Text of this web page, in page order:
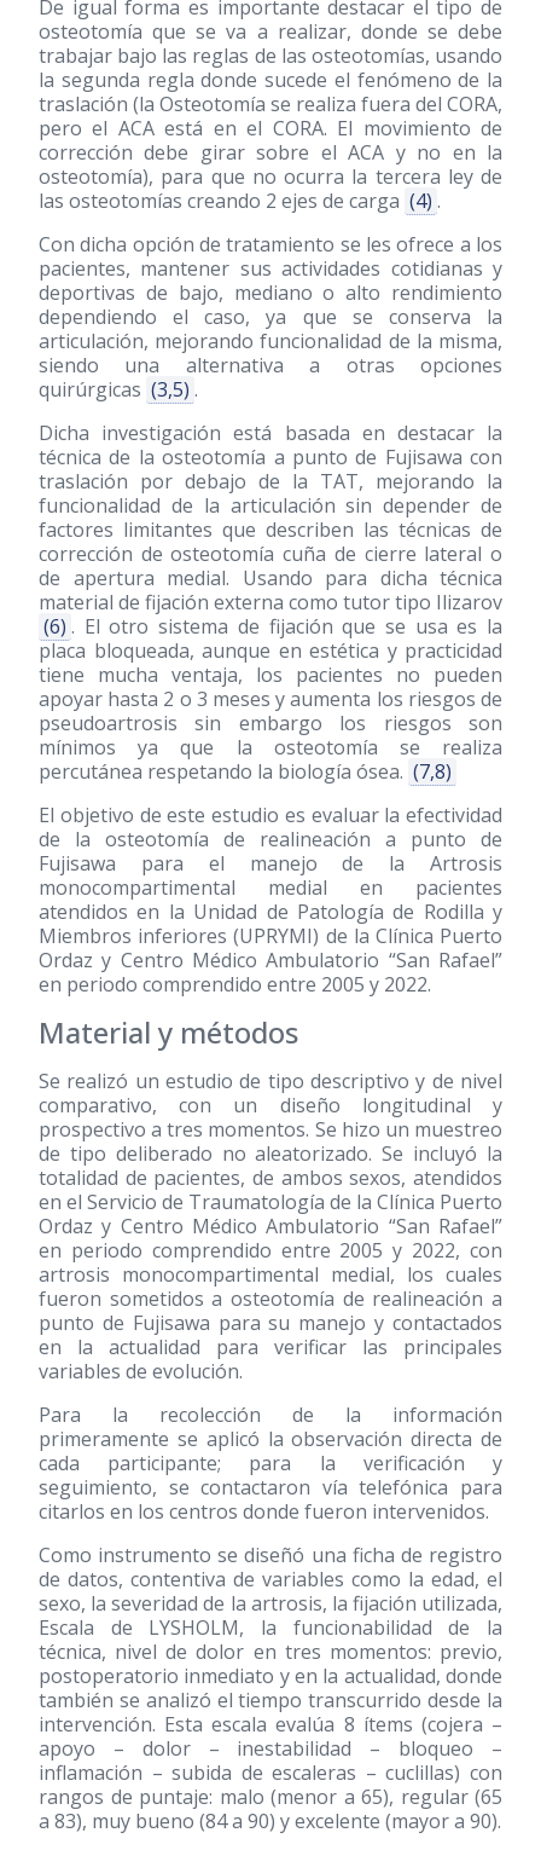
De igual forma es importante destacar el tipo de
osteotomía que se va a realizar, donde se debe
trabajar bajo las reglas de las osteotomías, usando
la segunda regla donde sucede el fenómeno de la
traslación (la Osteotomía se realiza fuera del CORA,
pero el ACA está en el CORA. El movimiento de
corrección debe girar sobre el ACA y no en la
osteotomía), para que no ocurra la tercera ley de
las osteotomías creando 2 ejes de carga (4) .
Con dicha opción de tratamiento se les ofrece a los
pacientes, mantener sus actividades cotidianas y
deportivas de bajo, mediano o alto rendimiento
dependiendo el caso, ya que se conserva la
articulación, mejorando funcionalidad de la misma,
siendo una alternativa a otras opciones
quirúrgicas (3,5) .
Dicha investigación está basada en destacar la
técnica de la osteotomía a punto de Fujisawa con
traslación por debajo de la TAT, mejorando la
funcionalidad de la articulación sin depender de
factores limitantes que describen las técnicas de
corrección de osteotomía cuña de cierre lateral o
de apertura medial. Usando para dicha técnica
material de fijación externa como tutor tipo Ilizarov
(6) . El otro sistema de fijación que se usa es la
placa bloqueada, aunque en estética y practicidad
tiene mucha ventaja, los pacientes no pueden
apoyar hasta 2 o 3 meses y aumenta los riesgos de
pseudoartrosis sin embargo los riesgos son
mínimos ya que la osteotomía se realiza
percutánea respetando la biología ósea. (7,8)
El objetivo de este estudio es evaluar la efectividad
de la osteotomía de realineación a punto de
Fujisawa para el manejo de la Artrosis
monocompartimental medial en pacientes
atendidos en la Unidad de Patología de Rodilla y
Miembros inferiores (UPRYMI) de la Clínica Puerto
Ordaz y Centro Médico Ambulatorio “San Rafael”
en periodo comprendido entre 2005 y 2022.
Material y métodos
Se realizó un estudio de tipo descriptivo y de nivel
comparativo, con un diseño longitudinal y
prospectivo a tres momentos. Se hizo un muestreo
de tipo deliberado no aleatorizado. Se incluyó la
totalidad de pacientes, de ambos sexos, atendidos
en el Servicio de Traumatología de la Clínica Puerto
Ordaz y Centro Médico Ambulatorio “San Rafael”
en periodo comprendido entre 2005 y 2022, con
artrosis monocompartimental medial, los cuales
fueron sometidos a osteotomía de realineación a
punto de Fujisawa para su manejo y contactados
en la actualidad para verificar las principales
variables de evolución.
Para la recolección de la información
primeramente se aplicó la observación directa de
cada participante; para la verificación y
seguimiento, se contactaron vía telefónica para
citarlos en los centros donde fueron intervenidos.
Como instrumento se diseñó una ficha de registro
de datos, contentiva de variables como la edad, el
sexo, la severidad de la artrosis, la fijación utilizada,
Escala de LYSHOLM, la funcionabilidad de la
técnica, nivel de dolor en tres momentos: previo,
postoperatorio inmediato y en la actualidad, donde
también se analizó el tiempo transcurrido desde la
intervención. Esta escala evalúa 8 ítems (cojera –
apoyo – dolor – inestabilidad – bloqueo –
inflamación – subida de escaleras – cuclillas) con
rangos de puntaje: malo (menor a 65), regular (65
a 83), muy bueno (84 a 90) y excelente (mayor a 90).